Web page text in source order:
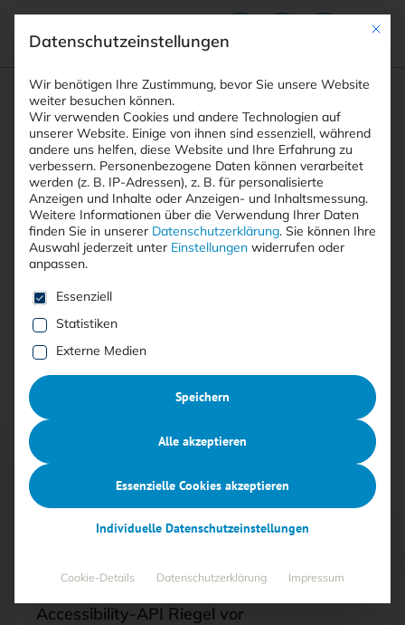
Suchfeld
Suchen
Breadcrumb-Navigation
STARTSEITE BARRIEREFREIHEITS-API SCHUTZ
Alle Beiträge mit dem
Schlagwort “Barrierefreiheits-
API Schutz”
<kes>+
Android 17 schiebt App-Missbrauch der
Accessibility-API Riegel vor
Mit
Datenschutzeinstellungen
Wir benötigen Ihre Zustimmung, bevor Sie unsere Website
weiter besuchen können.
Wir verwenden Cookies und andere Technologien auf
unserer Website. Einige von ihnen sind essenziell, während
andere uns helfen, diese Website und Ihre Erfahrung zu
verbessern. Personenbezogene Daten können verarbeitet
werden (z. B. IP-Adressen), z. B. für personalisierte
Anzeigen und Inhalte oder Anzeigen- und Inhaltsmessung.
Weitere Informationen über die Verwendung Ihrer Daten
finden Sie in unserer Datenschutzerklärung. Sie können Ihre
Auswahl jederzeit unter Einstellungen widerrufen oder
anpassen.
Es folgt eine Liste der Service-Gruppen, für die eine
Essenziell
Statistiken
Externe Medien
Speichern
Alle akzeptieren
Essenzielle Cookies akzeptieren
Individuelle Datenschutzeinstellungen
Cookie-Details Datenschutzerklärung Impressum